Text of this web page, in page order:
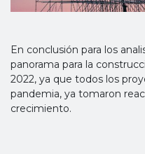
En conclusión para los
panorama para la
2022, ya que todos los
pandemia, ya tomaron
crecimiento.